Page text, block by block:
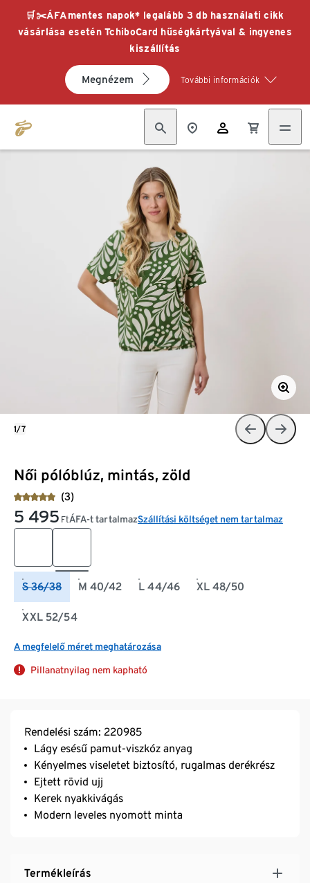
🛒✂️ÁFAmentes napok* legalább 3 db használati cikk
vásárlása esetén TchiboCard hűségkártyával & ingyenes
kiszállítás
Megnézem További információk
Női pólóblúz, mintás, zöld
(3)
5 495 FtÁFA-t tartalmazSzállítási költséget nem tartalmaz
S 36/38 M 40/42 L 44/46 XL 48/50
XXL 52/54
A megfelelő méret meghatározása
Pillanatnyilag nem kapható
1/7
Rendelési szám: 220985
Lágy esésű pamut-viszkóz anyag
Kényelmes viseletet biztosító, rugalmas derékrész
Ejtett rövid ujj
Kerek nyakkivágás
Modern leveles nyomott minta
Termékleírás